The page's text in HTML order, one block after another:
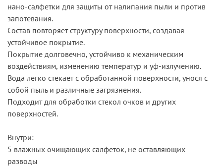
нано-салфетки для защиты от налипания пыли и против
запотевания.
Состав повторяет структуру поверхности, создавая
устойчивое покрытие.
Покрытие долговечно, устойчиво к механическим
воздействиям, изменению температур и уф-излучению.
Вода легко стекает с обработанной поверхности, унося с
собой пыль и различные загрязнения.
Подходит для обработки стекол очков и других
поверхностей.
Внутри:
5 влажных очищающих салфеток, не оставляющих
разводы